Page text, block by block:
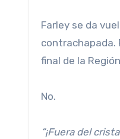
Farley se da
contrachapada.
final de la
No.
“¡Fuera del